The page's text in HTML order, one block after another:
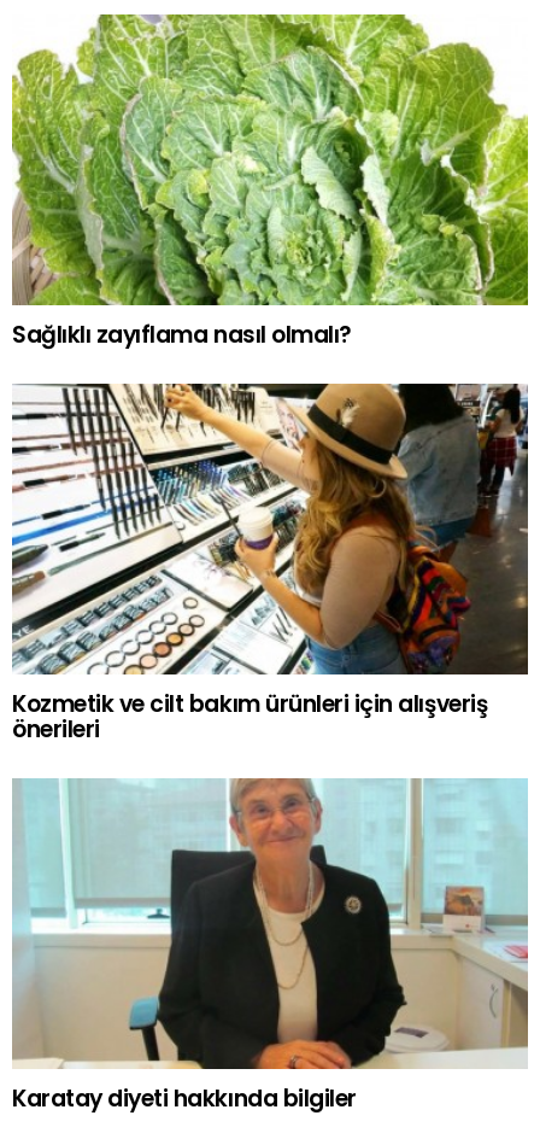
Sağlıklı zayıflama nasıl olmalı?
Kozmetik ve cilt bakım ürünleri için alışveriş
önerileri
Karatay diyeti hakkında bilgiler